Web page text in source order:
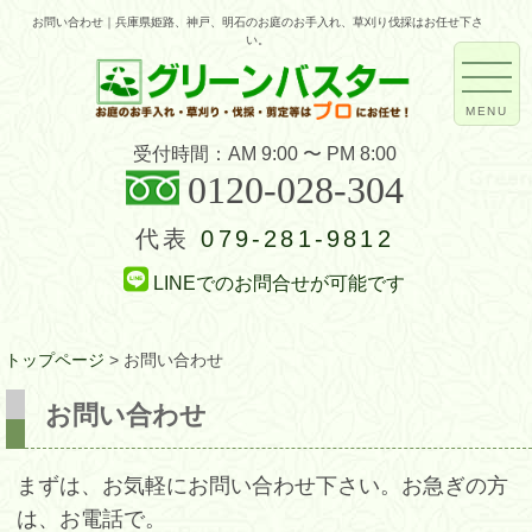
お問い合わせ｜兵庫県姫路、神戸、明石のお庭のお手入れ、草刈り伐採はお任せ下さ
い。
受付時間：AM 9:00 〜 PM 8:00
0120-028-304
代表079-281-9812
LINEでのお問合せが可能です
MENU
トップページ > お問い合わせ
お問い合わせ
まずは、お気軽にお問い合わせ下さい。お急ぎの方
は、お電話で。